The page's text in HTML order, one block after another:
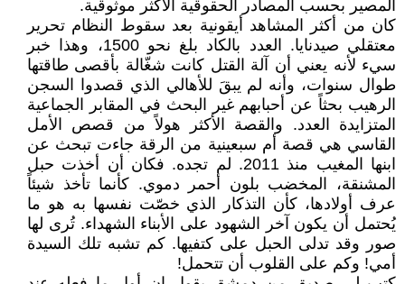
المصير بحسب المصادر الحقوقية الأكثر موثوقية.
كان من أكثر المشاهد أيقونية بعد سقوط النظام تحرير
معتقلي صيدنايا. العدد بالكاد بلغ نحو 1500، وهذا خبر
سيء لأنه يعني أن آلة القتل كانت شغّالة بأقصى طاقتها
طوال سنوات، وأنه لم يبقَ للأهالي الذي قصدوا السجن
الرهيب بحثاً عن أحبابهم غير البحث في المقابر الجماعية
المتزايدة العدد. والقصة الأكثر هولاً من قصص الأمل
القاسي هي قصة أم سبعينية من الرقة جاءت تبحث عن
ابنها المغيب منذ 2011. لم تجده. فكان أن أخذت حبل
المشنقة، المخضب بلون أحمر دموي. كأنما تأخذ شيئاً
عرف أولادها، كأن التذكار الذي خصّت نفسها به هو ما
يُحتمل أن يكون آخر الشهود على الأبناء الشهداء. تُرى لها
صور وقد تدلى الحبل على كتفيها. كم تشبه تلك السيدة
أمي! وكم على القلوب أن تتحمل!